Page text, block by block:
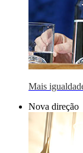
Mais
Nova direção